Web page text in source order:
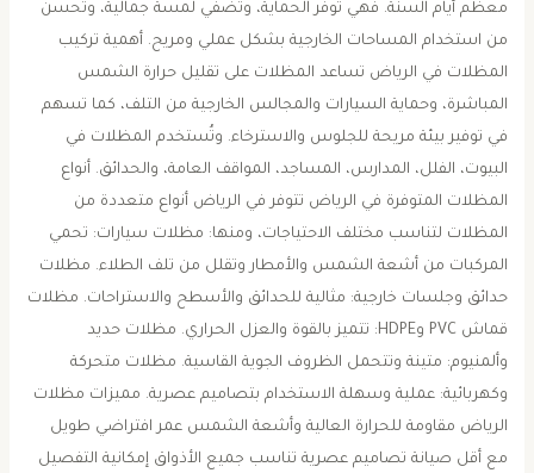
معظم أيام السنة. فهي توفر الحماية، وتضفي لمسة جمالية، وتُحسن
من استخدام المساحات الخارجية بشكل عملي ومريح. أهمية تركيب
المظلات في الرياض تساعد المظلات على تقليل حرارة الشمس
المباشرة، وحماية السيارات والمجالس الخارجية من التلف، كما تسهم
في توفير بيئة مريحة للجلوس والاسترخاء. وتُستخدم المظلات في
البيوت، الفلل، المدارس، المساجد، المواقف العامة، والحدائق. أنواع
المظلات المتوفرة في الرياض تتوفر في الرياض أنواع متعددة من
المظلات لتناسب مختلف الاحتياجات، ومنها: مظلات سيارات: تحمي
المركبات من أشعة الشمس والأمطار وتقلل من تلف الطلاء. مظلات
حدائق وجلسات خارجية: مثالية للحدائق والأسطح والاستراحات. مظلات
قماش PVC وHDPE: تتميز بالقوة والعزل الحراري. مظلات حديد
وألمنيوم: متينة وتتحمل الظروف الجوية القاسية. مظلات متحركة
وكهربائية: عملية وسهلة الاستخدام بتصاميم عصرية. مميزات مظلات
الرياض مقاومة للحرارة العالية وأشعة الشمس عمر افتراضي طويل
مع أقل صيانة تصاميم عصرية تناسب جميع الأذواق إمكانية التفصيل